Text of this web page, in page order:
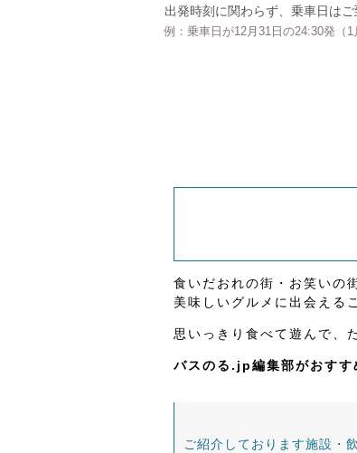
出発時刻に関わらず、乗車日は
例：乗車日が12月31日の24:30発（
食いだおれの街・お笑いの
美味しいグルメに出会える
思いっきり食べて遊んで、
バスのる.jp編集部がおすす
ご紹介しております施設・